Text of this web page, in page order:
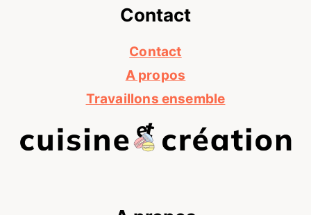
Contact
Contact
A propos
Travaillons ensemble